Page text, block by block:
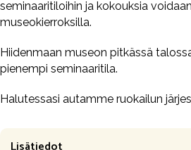
seminaaritiloihin ja kokouksia
museokierroksilla.
Hiidenmaan museon pitkässä
pienempi seminaaritila.
Halutessasi autamme ruokailun